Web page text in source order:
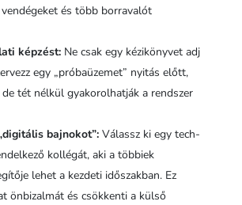
és több borravalót
képzést:Ne csak egy kézikönyvet adj
egy „próbaüzemet” nyitás előtt,
tét nélkül gyakorolhatják a rendszer
bajnokot”:Válassz ki egy tech-
kollégát, aki a többiek
lehet a kezdeti időszakban. Ez
önbizalmát és csökkenti a külső